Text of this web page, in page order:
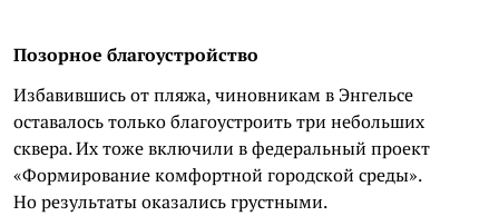
Позорное благоустройство
Избавившись от пляжа, чиновникам в Энгельсе
оставалось только благоустроить три небольших
сквера. Их тоже включили в федеральный проект
«Формирование комфортной городской среды».
Но результаты оказались грустными.